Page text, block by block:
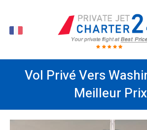
Vol Privé Vers
Meilleur Prix